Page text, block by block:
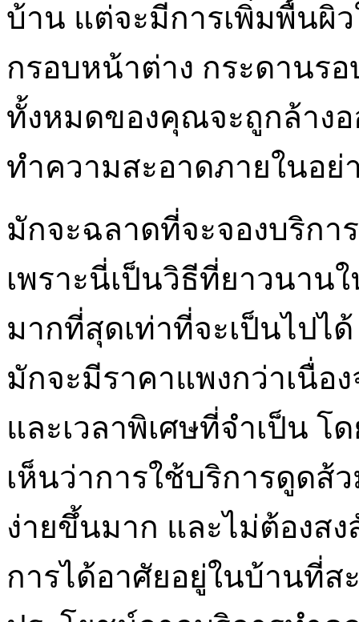
บ้าน แต่จะมีการเพิ่มพื้นผิ
กรอบหน้าต่าง กระดานร
ทั้งหมดของคุณจะถูกล้างอ
ทำความสะอาดภายในอย่
มักจะฉลาดที่จะจองบริการ
เพราะนี่เป็นวิธีที่ยาวนาน
มากที่สุดเท่าที่จะเป็นไปไ
มักจะมีราคาแพงกว่าเนื่อ
และเวลาพิเศษที่จำเป็น โ
เห็นว่าการใช้บริการดูด
ง่ายขึ้นมาก และไม่ต้องส
การได้อาศัยอยู่ในบ้านที่ส